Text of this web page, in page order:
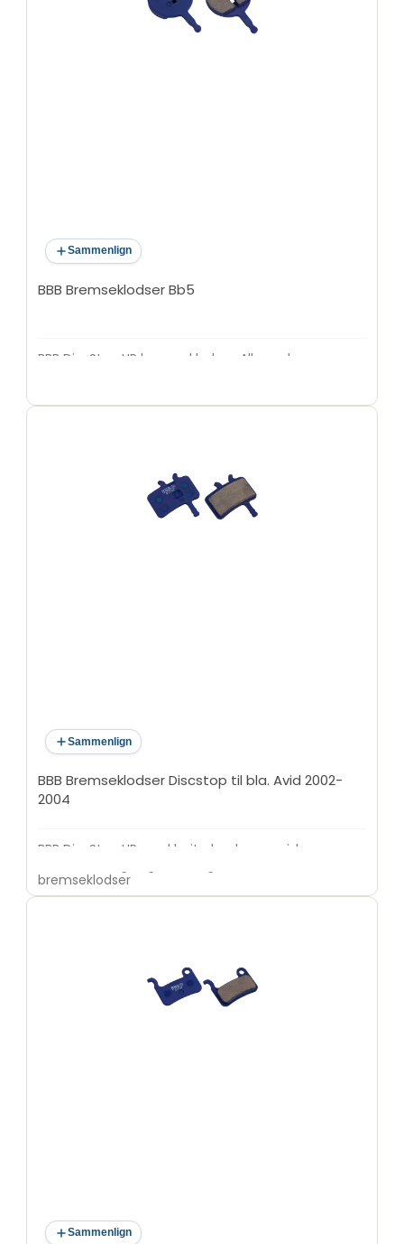
Sammenlign
BBB Bremseklodser Bb5
BBB DiscStop HP bremseklodser. Allround
Sammenlign
BBB Bremseklodser Discstop til bla. Avid 2002-
2004
BBB DiscStop HP med højtydende organisk
bremseklodser
Sammenlign